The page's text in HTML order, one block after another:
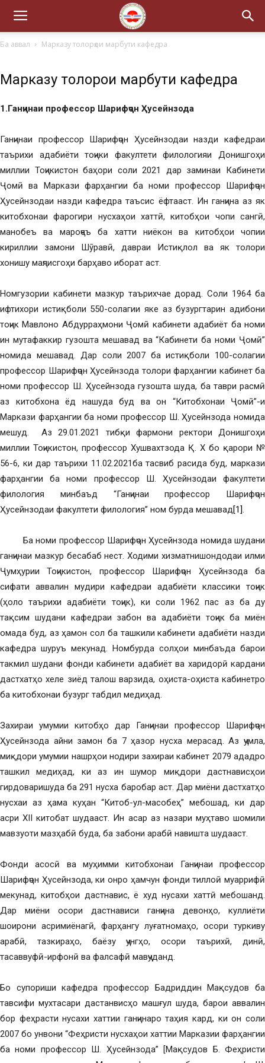
Ба аввал Марказу толорҳои марбути кафедра
Марказу толорҳои марбути кафедра
1.Ганҷинаи профессор Шарифҷон Ҳусейнзода
Ганҷинаи профессор Шарифҷон Ҳусейнзодаи назди кафедраи
таърихи адабиёти тоҷики факултети филологияи Донишгоҳи
миллии Тоҷикистон баҳори соли 2021 дар заминаи Кабинети
Ҷомӣ ва Маркази фарҳангии ба номи профессор Шарифҷон
Ҳусейнзодаи назди кафедра таъсис ёфтааст. Ин ганҷина аз як
китобхонаи фарогири нусхаҳои хаттӣ, китобҳои чопи сангӣ,
манобеъ ва мароҷеъ ба хатти ниёкон ва китобҳои чопии
кириллии замони Шӯравӣ, давраи Истиқлол ва як толори
хонишу маҷлисгоҳи барҳаво иборат аст.
Номгузории кабинети мазкур таърихчае дорад. Соли 1964 ба
ифтихори истиқболи 550-солагии яке аз бузургтарин адибони
тоҷик Мавлоно Абдурраҳмони Ҷомӣ кабинети адабиёт ба номи
ин мутафаккир гузошта мешавад ва “Кабинети ба номи Ҷомӣ”
номида мешавад. Дар соли 2007 ба истиқболи 100-солагии
профессор Шарифҷон Ҳусейнзода толори фарҳангии кабинет ба
номи профессор Ш. Ҳусейнзода гузошта шуда, ба таври расмӣ
аз китобхона ёд нашуда буд ва он “Китобхонаи Ҷомӣ”-и
Маркази фарҳангии ба номи профессор Ш. Ҳусейнзода номида
мешуд. Аз 29.01.2021 тибқи фармони ректори Донишгоҳи
миллии Тоҷикистон, профессор Хушвахтзода Қ. Х бо қарори №
56-6, ки дар таърихи 11.02.2021ба тасвиб расида буд, маркази
фарҳангии ба номи профессор Ш. Ҳусейнзодаи факултети
филология минбаъд “Ганҷинаи профессор Шарифҷон
Ҳусейнзодаи факултети филология” ном бурда мешавад[1].
Ба номи профессор Шарифҷон Ҳусейнзода номида шудани
ганҷинаи мазкур бесабаб нест. Ходими хизматнишондодаи илми
Ҷумҳурии Тоҷикистон, профессор Шарифҷон Ҳусейнзода ба
сифати аввалин мудири кафедраи адабиёти классики тоҷик
(ҳоло таърихи адабиёти тоҷик), ки соли 1962 пас аз ба ду
тақсим шудани кафедраи забон ва адабиёти тоҷик ба миён
омада буд, аз ҳамон сол ба ташкили кабинети адабиёти назди
кафедра шуруъ мекунад. Номбурда солҳои минбаъда барои
такмил шудани фонди кабинети адабиёт ва харидорӣ кардани
дастхатҳо хеле зиёд талош варзида, оҳиста-оҳиста кабинетро
ба китобхонаи бузург табдил медиҳад.
Захираи умумии китобҳо дар Ганҷинаи профессор Шарифҷон
Ҳусейнзода айни замон ба 7 ҳазор нусха мерасад. Аз ҷумла,
миқдори умумии нашрҳои нодири захираи кабинет 2079 ададро
ташкил медиҳад, ки аз ин шумор миқдори дастнависҳои
гирдоваришуда ба 291 нусха баробар аст. Дар миёни дастхатҳо
нусхаи аз ҳама куҳан “Китоб-ул-масобеҳ” мебошад, ки дар
асри XII китобат шудааст. Ин асар аз назари муҳтаво шомили
мавзуоти мазҳабӣ буда, ба забони арабӣ навишта шудааст.
Фонди асосӣ ва муҳимми китобхонаи Ганҷинаи профессор
Шарифҷон Ҳусейнзода, ки онро ҳамчун фонди тиллоӣ муаррифӣ
мекунад, китобҳои дастнавис, ё худ нусахи хаттӣ мебошанд.
Дар миёни осори дастнависи ганҷина девонҳо, куллиёти
шоирони асримиёнагӣ, фарҳангу луғатномаҳо, осори туркиву
арабӣ, тазкираҳо, баёзу ҷунгҳо, осори таърихӣ, динӣ,
тасаввуфӣ-ирфонӣ ва фалсафӣ мавҷуданд.
Бо супориши кафедра профессор Бадриддин Мақсудов ба
тавсифи мухтасари дастанвисҳо машғул шуда, барои аввалин
бор феҳрасти нусахи хаттии ганҷинаро таҳия кард, ки он соли
2007 бо унвони “Феҳристи нусхаҳои хаттии Марказии фарҳангии
ба номи профессор Ш. Ҳусейнзода” [Мақсудов Б. Феҳристи